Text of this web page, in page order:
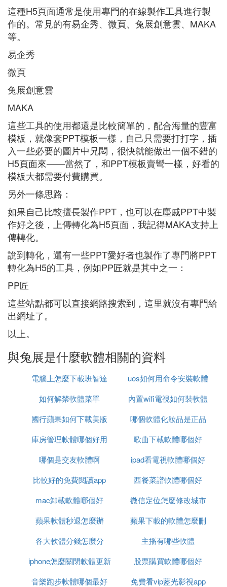
這種H5頁面通常是使用專門的在線製作工具進行製
作的。常見的有易企秀、微頁、兔展創意雲、MAKA
等。
易企秀
微頁
兔展創意雲
MAKA
這些工具的使用都還是比較簡單的，配合海量的豐富
模板，就像套PPT模板一樣，自己只需要打打字，插
入一些必要的圖片中兄悶，很快就能做出一個不錯的
H5頁面來——當然了，和PPT模板賣彎一樣，好看的
模板大都需要付費購買。
另外一條思路：
如果自己比較擅長製作PPT，也可以在塵戚PPT中製
作好之後，上傳轉化為H5頁面，我記得MAKA支持上
傳轉化。
說到轉化，還有一些PPT愛好者也製作了專門將PPT
轉化為H5的工具，例如PP匠就是其中之一：
PP匠
這些站點都可以直接網路搜索到，這里就沒有專門給
出網址了。
以上。
與兔展是什麼軟體相關的資料
電腦上怎麼下載班智達
的軟體
uos如何用命令安裝軟體
如何解禁軟體菜單
內置wifi電視如何裝軟體
國行蘋果如何下載美版
軟體
哪個軟體化妝品是正品
庫房管理軟體哪個好用
歌曲下載軟體哪個好
哪個是交友軟體啊
ipad看電視軟體哪個好
比較好的免費閱讀app
西餐菜譜軟體哪個好
mac卸載軟體哪個好
微信定位怎麼修改城市
軟體
蘋果軟體秒退怎麼辦
蘋果下載的軟體怎麼刪
除
各大軟體分錢怎麼分
主播有哪些軟體
iphone怎麼關閉軟體更新
股票購買軟體哪個好
音樂跑步軟體哪個最好
免費看vip藍光影視app